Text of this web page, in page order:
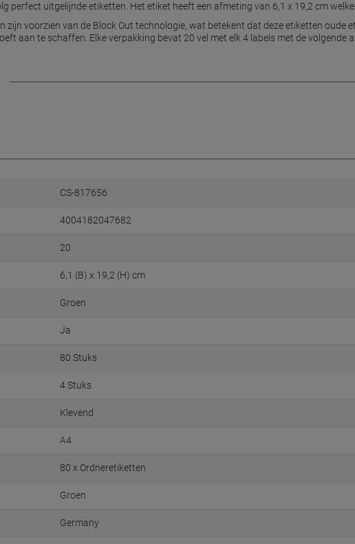
perfect uitgelijnde etiketten. Het etiket heeft een afmeting van 6,1 x 19,2 cm
zijn voorzien van de Block Out technologie, wat betekent dat deze etiketten oude
aan te schaffen. Elke verpakking bevat 20 vel met elk 4 labels met de volgende
CS-817656
4004182047682
20
6,1 (B) x 19,2 (H) cm
Groen
Ja
80 Stuks
4 Stuks
Klevend
A4
80 x Ordneretiketten
Groen
Germany